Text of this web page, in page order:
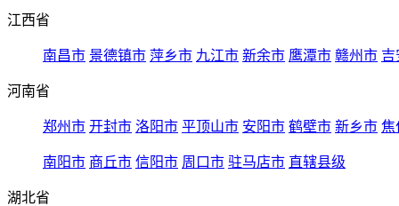
江西省
南昌市 景德镇市 萍乡市 九江市 新余市 鹰潭市 赣州市 吉
河南省
郑州市 开封市 洛阳市 平顶山市 安阳市 鹤壁市 新乡市 焦
南阳市 商丘市 信阳市 周口市 驻马店市 直辖县级
湖北省